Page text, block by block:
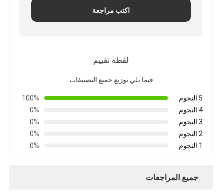
الشريط اللاصق PET
اكتب مراجعة
لقطة تقييم
فيما يلي توزيع جميع التصنيفات
5 النجوم
100%
4 النجوم
0%
3 النجوم
0%
2 النجوم
0%
1 النجوم
0%
جميع المراجعات